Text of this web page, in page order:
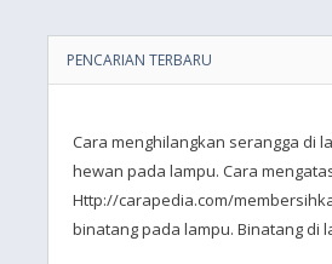
PENCARIAN TERBARU
Cara menghilangkan serangga di
hewan pada lampu. Cara
Http://carapedia.com/
binatang pada lampu. Binatang di